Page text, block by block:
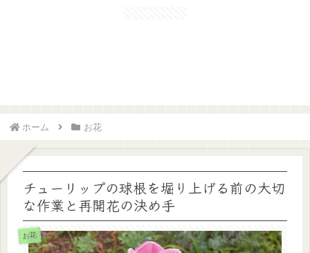
ホーム お花
チューリップの球根を堀り上げる前の大切
な作業と再開花の決め手
お花